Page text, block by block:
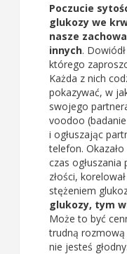
Poczucie
glukozy we
nasze
innych.
którego
Każda z nich
pokazywać, w
swojego
voodoo
i ogłuszając
telefon.
czas
złości,
stężeniem
glukozy, tym
Może to być
trudną
nie jesteś głodny.